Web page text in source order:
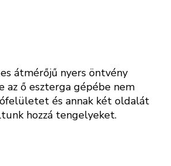
átmérőjű nyers öntvény
ő eszterga gépébe nem
és annak két oldalát
hozzá tengelyeket.